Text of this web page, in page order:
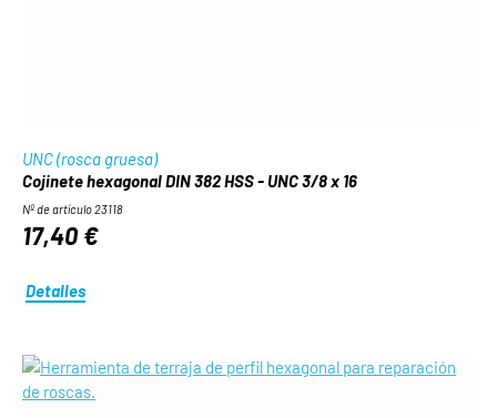
UNC (rosca gruesa)
Cojinete hexagonal DIN 382 HSS - UNC 3/8 x 16
Nº de artículo 23118
17,40 €
Detalles